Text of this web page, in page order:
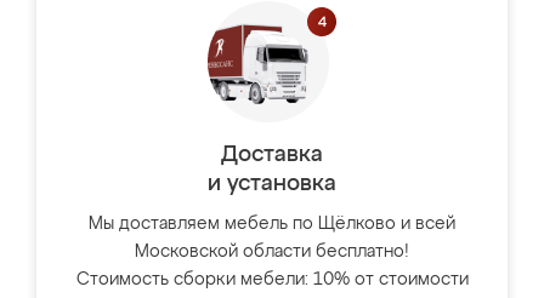
Доставка
и установка
Мы доставляем мебель по Щёлково и всей
Московской области бесплатно!
Стоимость сборки мебели: 10% от стоимости